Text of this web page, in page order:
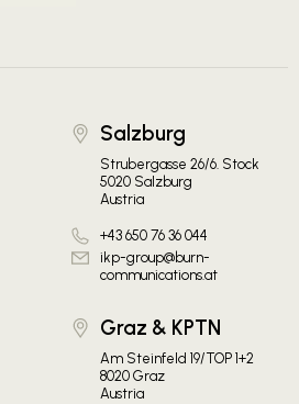
Salzburg
Strubergasse 26/6. Stock
5020 Salzburg
Austria
+43 650 76 36 044
ikp-group@burn-
communications.at
Graz & KPTN
Am Steinfeld 19/TOP 1+2
8020 Graz
Austria